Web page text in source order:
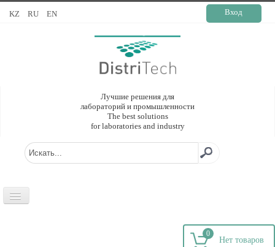
KZ RU EN Вход
Лучшие решения для
лабораторий и промышленности
The best solutions
for laboratories and industry
0